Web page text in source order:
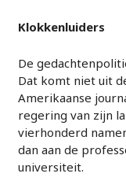
Klokkenluiders
De
Dat komt niet uit
Amerikaanse
regering van zijn
vierhonderd
dan aan de
universiteit.